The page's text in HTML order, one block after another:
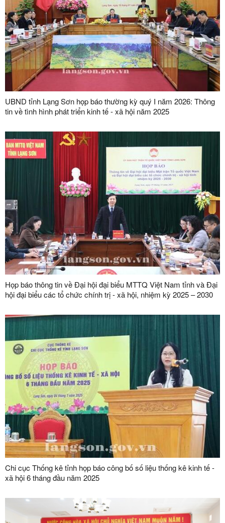
UBND tỉnh Lạng Sơn họp báo thường kỳ quý I năm 2026: Thông
tin về tình hình phát triển kinh tế - xã hội năm 2025
Họp báo thông tin về Đại hội đại biểu MTTQ Việt Nam tỉnh và Đại
hội đại biểu các tổ chức chính trị - xã hội, nhiệm kỳ 2025 – 2030
Chi cục Thống kê tỉnh họp báo công bố số liệu thống kê kinh tế -
xã hội 6 tháng đầu năm 2025